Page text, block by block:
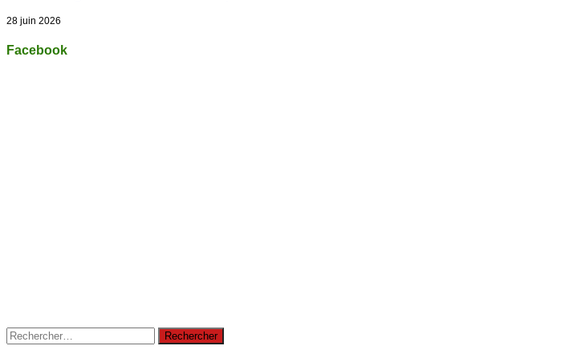
28 juin 2026
Facebook
Rechercher :